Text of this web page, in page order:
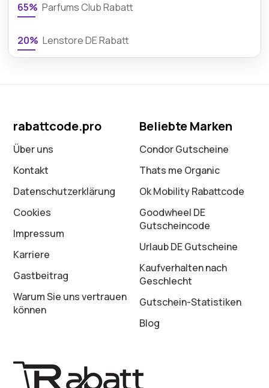
65% Parfums Club Rabatt
20% Lenstore DE Rabatt
rabattcode.pro
Über uns
Kontakt
Datenschutz­erklärung
Cookies
Impressum
Karriere
Gastbeitrag
Warum Sie uns vertrauen
können
Beliebte Marken
Condor Gutscheine
Thats me Organic
Ok Mobility Rabattcode
Goodwheel DE
Gutscheincode
Urlaub DE Gutscheine
Kaufverhalten nach
Geschlecht
Gutschein-Statistiken
Blog